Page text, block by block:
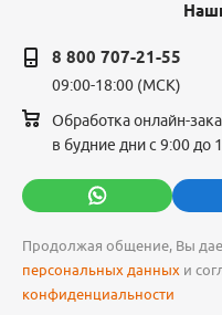
8 800 707-21-55
09:00-18:00 (МСК)
Обработка онлайн-
в будние дни с 9:00 до
Продолжая общение, Вы
персональных данных и
конфиденциальности